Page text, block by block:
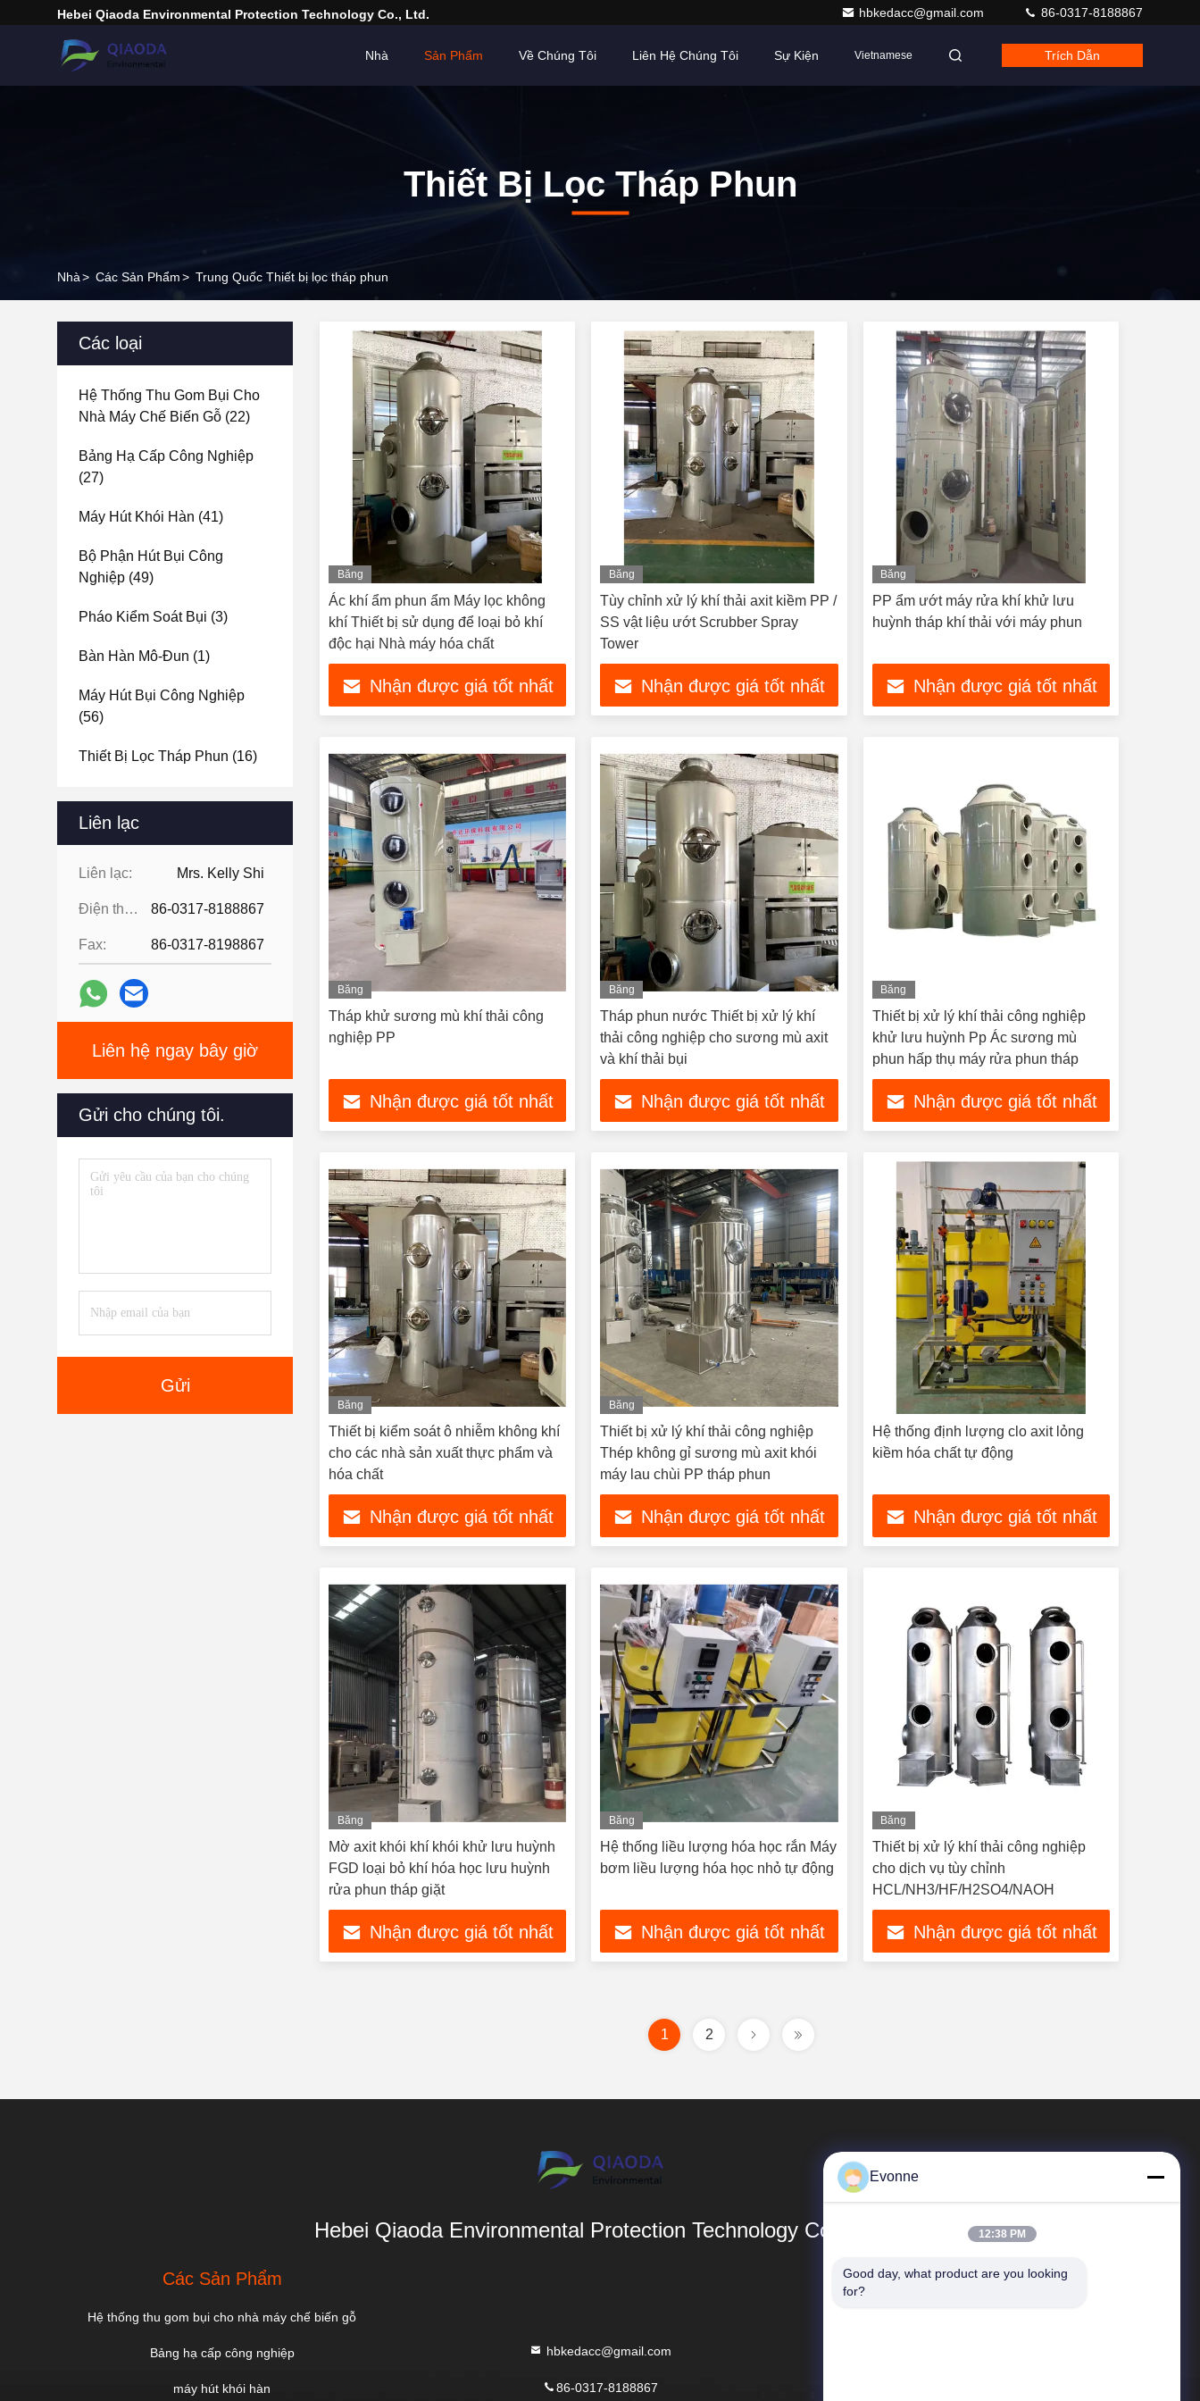
Hebei Qiaoda Environmental Protection Technology Co., Ltd. hbkedacc@gmail.com 86-0317-8188867
Nhà Sản Phẩm Về Chúng Tôi Liên Hệ Chúng Tôi Sự Kiện Vietnamese Trích Dẫn
Thiết Bị Lọc Tháp Phun
Nhà> Các Sản Phẩm> Trung Quốc Thiết bị lọc tháp phun
Các loại
Hệ Thống Thu Gom Bụi Cho
Nhà Máy Chế Biến Gỗ (22)
Bảng Hạ Cấp Công Nghiệp
(27)
Máy Hút Khói Hàn (41)
Bộ Phận Hút Bụi Công
Nghiệp (49)
Pháo Kiểm Soát Bụi (3)
Bàn Hàn Mô-Đun (1)
Máy Hút Bụi Công Nghiệp
(56)
Thiết Bị Lọc Tháp Phun (16)
Liên lạc
Liên lạc: Mrs. Kelly Shi
Điện thoại: 86-0317-8188867
Fax: 86-0317-8198867
Liên hệ ngay bây giờ
Gửi cho chúng tôi.
Gửi
Băng
hình
Ác khí ẩm phun ẩm Máy lọc không
khí Thiết bị sử dụng để loại bỏ khí
độc hại Nhà máy hóa chất
Nhận được giá tốt nhất
Băng
hình
Tùy chỉnh xử lý khí thải axit kiềm PP /
SS vật liệu ướt Scrubber Spray
Tower
Nhận được giá tốt nhất
Băng
hình
PP ẩm ướt máy rửa khí khử lưu
huỳnh tháp khí thải với máy phun
Nhận được giá tốt nhất
Băng
hình
Tháp khử sương mù khí thải công
nghiệp PP
Nhận được giá tốt nhất
Băng
hình
Tháp phun nước Thiết bị xử lý khí
thải công nghiệp cho sương mù axit
và khí thải bụi
Nhận được giá tốt nhất
Băng
hình
Thiết bị xử lý khí thải công nghiệp
khử lưu huỳnh Pp Ác sương mù
phun hấp thụ máy rửa phun tháp
Nhận được giá tốt nhất
Băng
hình
Thiết bị kiểm soát ô nhiễm không khí
cho các nhà sản xuất thực phẩm và
hóa chất
Nhận được giá tốt nhất
Băng
hình
Thiết bị xử lý khí thải công nghiệp
Thép không gỉ sương mù axit khói
máy lau chùi PP tháp phun
Nhận được giá tốt nhất
Hệ thống định lượng clo axit lỏng
kiềm hóa chất tự động
Nhận được giá tốt nhất
Băng
hình
Mờ axit khói khí khói khử lưu huỳnh
FGD loại bỏ khí hóa học lưu huỳnh
rửa phun tháp giặt
Nhận được giá tốt nhất
Băng
hình
Hệ thống liều lượng hóa học rắn Máy
bơm liều lượng hóa học nhỏ tự động
Nhận được giá tốt nhất
Băng
hình
Thiết bị xử lý khí thải công nghiệp
cho dịch vụ tùy chỉnh
HCL/NH3/HF/H2SO4/NAOH
Nhận được giá tốt nhất
1 2
Hebei Qiaoda Environmental Protection Technology Co., Ltd.
Các Sản Phẩm
Hệ thống thu gom bụi cho nhà máy chế biến gỗ
Bảng hạ cấp công nghiệp
máy hút khói hàn
hbkedacc@gmail.com
86-0317-8188867
Liên Kết Nhanh
Evonne
12:38 PM
Good day, what product are you looking
for?